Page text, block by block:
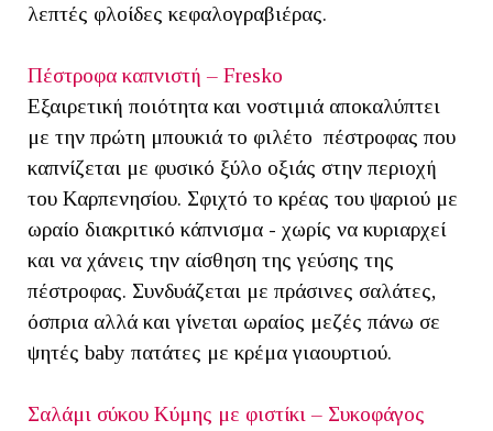
λεπτές φλοίδες κεφαλογραβιέρας.
Πέστροφα καπνιστή – Fresko
Εξαιρετική ποιότητα και νοστιμιά αποκαλύπτει
με την πρώτη μπουκιά το φιλέτο πέστροφας που
καπνίζεται με φυσικό ξύλο οξιάς στην περιοχή
του Καρπενησίου. Σφιχτό το κρέας του ψαριού με
ωραίο διακριτικό κάπνισμα - χωρίς να κυριαρχεί
και να χάνεις την αίσθηση της γεύσης της
πέστροφας. Συνδυάζεται με πράσινες σαλάτες,
όσπρια αλλά και γίνεται ωραίος μεζές πάνω σε
ψητές baby πατάτες με κρέμα γιαουρτιού.
Σαλάμι σύκου Κύμης με φιστίκι – Συκοφάγος